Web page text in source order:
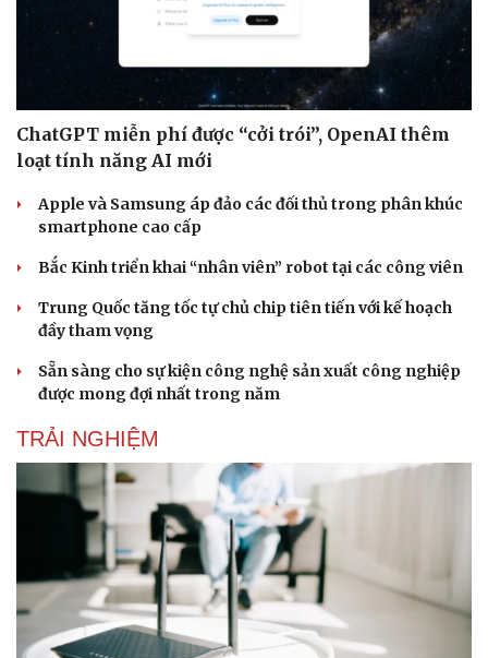
ChatGPT miễn phí được “cởi trói”, OpenAI thêm
loạt tính năng AI mới
Apple và Samsung áp đảo các đối thủ trong phân khúc
smartphone cao cấp
Bắc Kinh triển khai “nhân viên” robot tại các công viên
Trung Quốc tăng tốc tự chủ chip tiên tiến với kế hoạch
đầy tham vọng
Sẵn sàng cho sự kiện công nghệ sản xuất công nghiệp
được mong đợi nhất trong năm
TRẢI NGHIỆM